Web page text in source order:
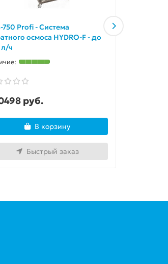
750 Profi - Система
осмоса HYDRO-F - до
л/ч
руб.
В корзину
Быстрый заказ